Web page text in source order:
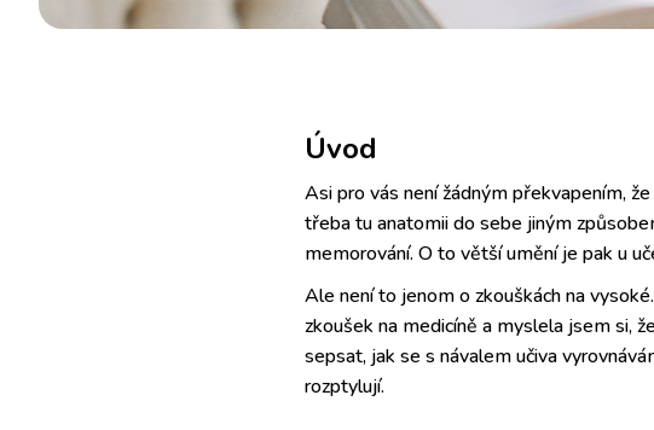
Úvod
Asi pro vás není žádným překvapením,
třeba tu anatomii do sebe jiným
memorování. O to větší umění je pak u
Ale není to jenom o zkouškách na
zkoušek na medicíně a myslela jsem si,
sepsat, jak se s návalem učiva
rozptylují.